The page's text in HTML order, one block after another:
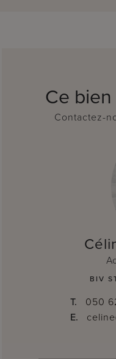
Ce
Contactez-
BIV
T. 050
E.